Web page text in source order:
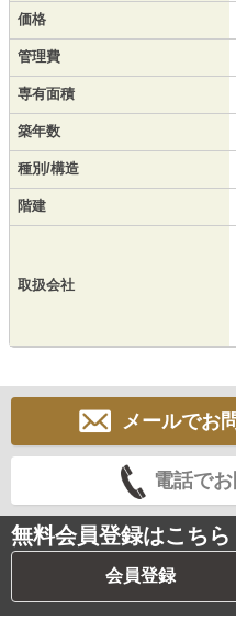
価格
管理費
専有面積
築年数
種別/構造
階建
取扱会社
メールでお
電話で
無料会員登録はこちら
会員登録